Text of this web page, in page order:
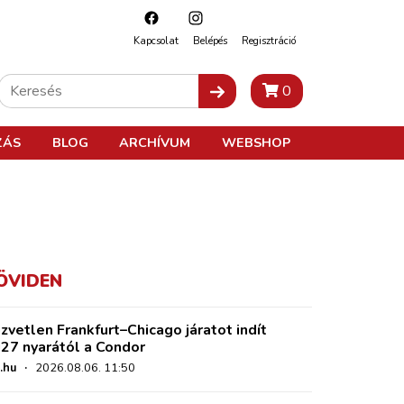
Kapcsolat Belépés Regisztráció
0
BLOG ARCHÍVUM WEBSHOP
Frankfurt–Chicago járatot indít
nyarától a Condor
· 2026.08.06. 11:50